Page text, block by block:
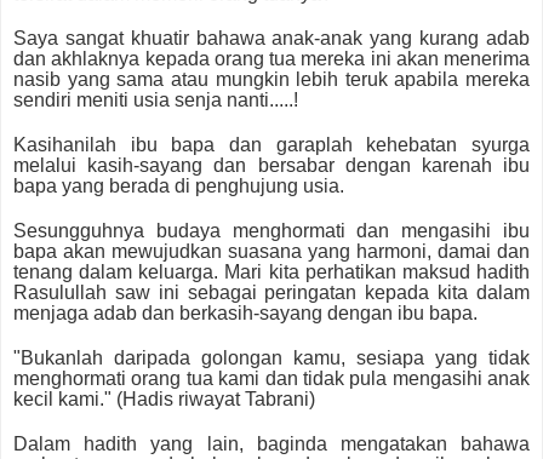
Saya sangat khuatir bahawa anak-anak yang kurang adab
dan akhlaknya kepada orang tua mereka ini akan menerima
nasib yang sama atau mungkin lebih teruk apabila mereka
sendiri meniti usia senja nanti.....!
Kasihanilah ibu bapa dan garaplah kehebatan syurga
melalui kasih-sayang dan bersabar dengan karenah ibu
bapa yang berada di penghujung usia.
Sesungguhnya budaya menghormati dan mengasihi ibu
bapa akan mewujudkan suasana yang harmoni, damai dan
tenang dalam keluarga. Mari kita perhatikan maksud hadith
Rasulullah saw ini sebagai peringatan kepada kita dalam
menjaga adab dan berkasih-sayang dengan ibu bapa.
"Bukanlah daripada golongan kamu, sesiapa yang tidak
menghormati orang tua kami dan tidak pula mengasihi anak
kecil kami." (Hadis riwayat Tabrani)
Dalam hadith yang lain, baginda mengatakan bahawa